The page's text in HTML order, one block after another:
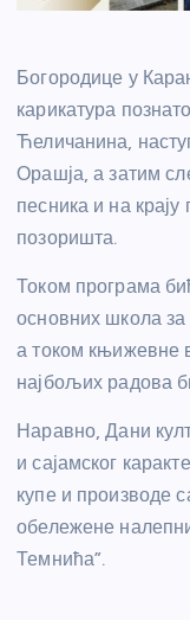
Богородице у
карикатура
Ћеличанина,
Орашја, а затим
песника и на
позоришта.
Током програма
основних школа
а током књижевне
најбољих радова
Наравно, Дани
и сајамског
купе и производе
обележене
Темнића”.